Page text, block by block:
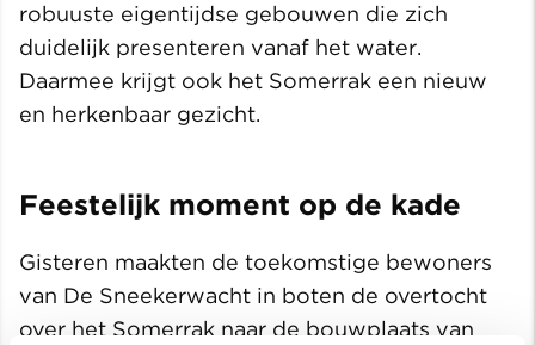
robuuste eigentijdse gebouwen die zich
duidelijk presenteren vanaf het water.
Daarmee krijgt ook het Somerrak een nieuw
en herkenbaar gezicht.
Feestelijk moment op de kade
Gisteren maakten de toekomstige bewoners
van De Sneekerwacht in boten de overtocht
over het Somerrak naar de bouwplaats van